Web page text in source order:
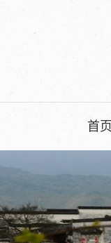
首页